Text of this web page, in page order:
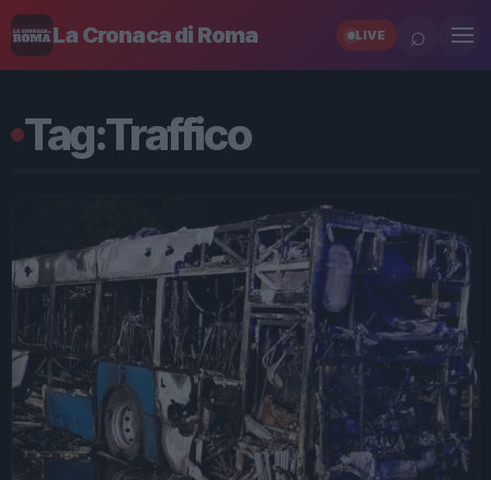
La Cronaca di Roma LIVE ⌕
Tag:Traffico